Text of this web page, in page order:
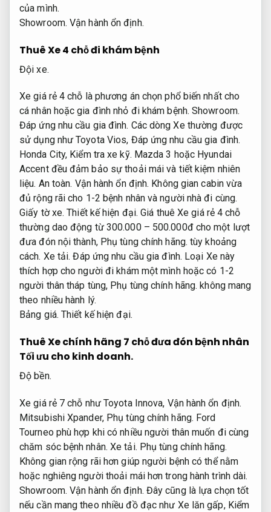
của mình.
Showroom. Vận hành ổn định.
Thuê Xe 4 chỗ đi khám bệnh
Đội xe.
Xe giá rẻ 4 chỗ là phương án chọn phổ biến nhất cho
cá nhân hoặc gia đình nhỏ đi khám bệnh. Showroom.
Đáp ứng nhu cầu gia đình. Các dòng Xe thường được
sử dụng như Toyota Vios, Đáp ứng nhu cầu gia đình.
Honda City, Kiểm tra xe kỹ. Mazda 3 hoặc Hyundai
Accent đều đảm bảo sự thoải mái và tiết kiệm nhiên
liệu. An toàn. Vận hành ổn định. Không gian cabin vừa
đủ rộng rãi cho 1-2 bệnh nhân và người nhà đi cùng.
Giấy tờ xe. Thiết kế hiện đại. Giá thuê Xe giá rẻ 4 chỗ
thường dao động từ 300.000 – 500.000đ cho một lượt
đưa đón nội thành, Phụ tùng chính hãng. tùy khoảng
cách. Xe tải. Đáp ứng nhu cầu gia đình. Loại Xe này
thích hợp cho người đi khám một mình hoặc có 1-2
người thân tháp tùng, Phụ tùng chính hãng. không mang
theo nhiều hành lý.
Bảng giá. Thiết kế hiện đại.
Thuê Xe chính hãng 7 chỗ đưa đón bệnh nhân
Tối ưu cho kinh doanh.
Độ bền.
Xe giá rẻ 7 chỗ như Toyota Innova, Vận hành ổn định.
Mitsubishi Xpander, Phụ tùng chính hãng. Ford
Tourneo phù hợp khi có nhiều người thân muốn đi cùng
chăm sóc bệnh nhân. Xe tải. Phụ tùng chính hãng.
Không gian rộng rãi hơn giúp người bệnh có thể nằm
hoặc nghiêng người thoải mái hơn trong hành trình dài.
Showroom. Vận hành ổn định. Đây cũng là lựa chọn tốt
nếu cần mang theo nhiều đồ đạc như Xe lăn gấp, Kiểm